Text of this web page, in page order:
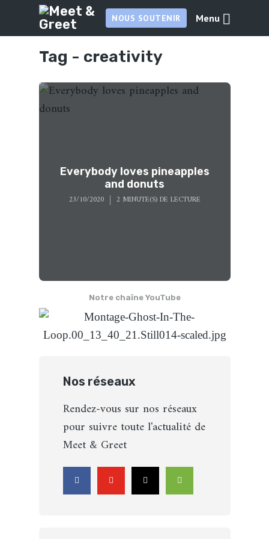
NOUS SOUTENIR Menu
Tag - creativity
Everybody loves pineapples
and donuts
23/10/2020 2 MINUTE(S) DE LECTURE
Notre chaîne YouTube
Nos réseaux
Rendez-vous sur nos réseaux
pour suivre toute l'actualité de
Meet & Greet